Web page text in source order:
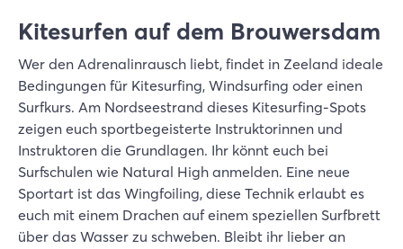
Kitesurfen auf dem Brouwersdam
Wer den Adrenalinrausch liebt, findet in Zeeland ideale
Bedingungen für Kitesurfing, Windsurfing oder einen
Surfkurs. Am Nordseestrand dieses Kitesurfing-Spots
zeigen euch sportbegeisterte Instruktorinnen und
Instruktoren die Grundlagen. Ihr könnt euch bei
Surfschulen wie Natural High anmelden. Eine neue
Sportart ist das Wingfoiling, diese Technik erlaubt es
euch mit einem Drachen auf einem speziellen Surfbrett
über das Wasser zu schweben. Bleibt ihr lieber an